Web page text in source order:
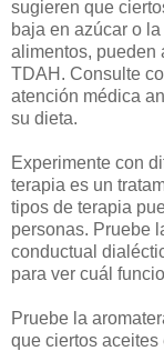
sugieren que
baja en azúcar o
alimentos, pueden
TDAH. Consulte
atención médica
su dieta.
Experimente con
terapia es un
tipos de terapia
personas. Pruebe
conductual
para ver cuál
Pruebe la
que ciertos aceites